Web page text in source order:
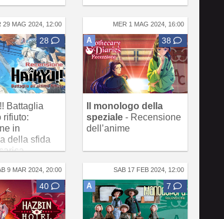
29 MAG 2024, 12:00
28
Battaglia
rifiuto:
in
della sfida
MER 1 MAG 2024, 16:00
A 38
Il monologo della
speziale- Recensione
dell’anime
9 MAR 2024, 20:00
40
SAB 17 FEB 2024, 12:00
A 7